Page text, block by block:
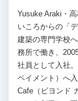
Yusuke Araki・
いころからの「
建築の専門学校
務所で働き、
社員として入社
ペイメント）へ
Cafe（ビヨンド